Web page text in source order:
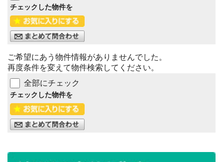
チェックした物件を
ご希望にあう物件情報がありませんでした。
再度条件を変えて物件検索してください。
全部にチェック
チェックした物件を